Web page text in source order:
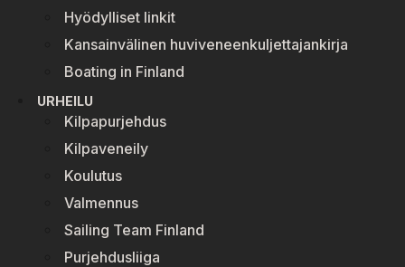
Hyödylliset linkit
Kansainvälinen huviveneenkuljettajankirja
Boating in Finland
URHEILU
Kilpapurjehdus
Kilpaveneily
Koulutus
Valmennus
Sailing Team Finland
Purjehdusliiga